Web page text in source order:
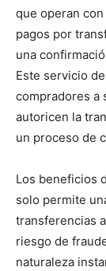
que operan
pagos por
una
Este servicio
compradores a
autoricen la
un proceso de
Los beneficios
solo permite
transferencias
riesgo de
naturaleza